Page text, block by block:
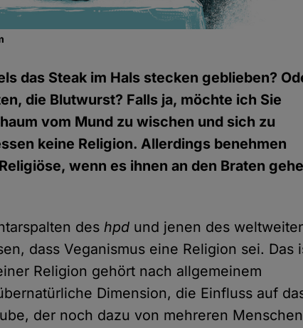
das Steak im Hals stecken geblieben?
die Blutwurst? Falls ja, möchte ich Sie
vom Mund zu wischen und sich zu
keine Religion. Allerdings benehmen
wenn es ihnen an den Braten
deshpd und jenen des
dass Veganismus eine Religion sei. Das
Religion gehört nach allgemeinem
Dimension, die Einfluss auf
der noch dazu von mehreren Menschen